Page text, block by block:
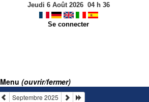
Jeudi 6 Août 2026 04h 36
Se connecter
Menu (ouvrir/fermer)
Septembre 2025